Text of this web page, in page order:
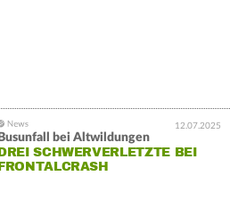
12.07.2025
Busunfall bei Altwildungen
SCHWERVERLETZTE BEI